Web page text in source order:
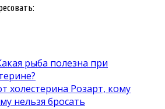
рыба полезна при
холестерина Розарт, кому
нельзя бросать